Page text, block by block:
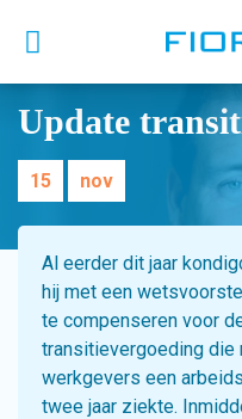
Update
15 nov
Al eerder dit jaar
hij met een
te compenseren voor
transitievergoeding die
werkgevers een
twee jaar ziekte.